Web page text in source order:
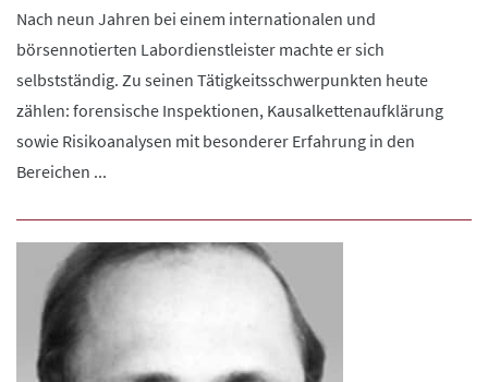
Nach neun Jahren bei einem internationalen und
börsennotierten Labordienstleister machte er sich
selbstständig. Zu seinen Tätigkeitsschwerpunkten heute
zählen: forensische Inspektionen, Kausalkettenaufklärung
sowie Risikoanalysen mit besonderer Erfahrung in den
Bereichen ...